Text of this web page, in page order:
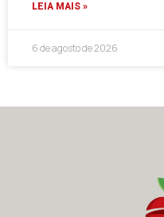
LEIA MAIS »
6 de agosto de 2026